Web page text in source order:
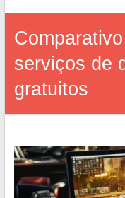
serviços de
gratuitos